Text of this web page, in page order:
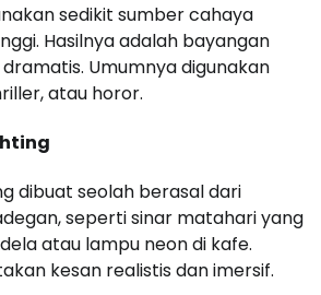
sedikit sumber cahaya
Hasilnya adalah bayangan
Umumnya digunakan
atau horor.
dibuat seolah berasal dari
seperti sinar matahari yang
atau lampu neon di kafe.
kesan realistis dan imersif.